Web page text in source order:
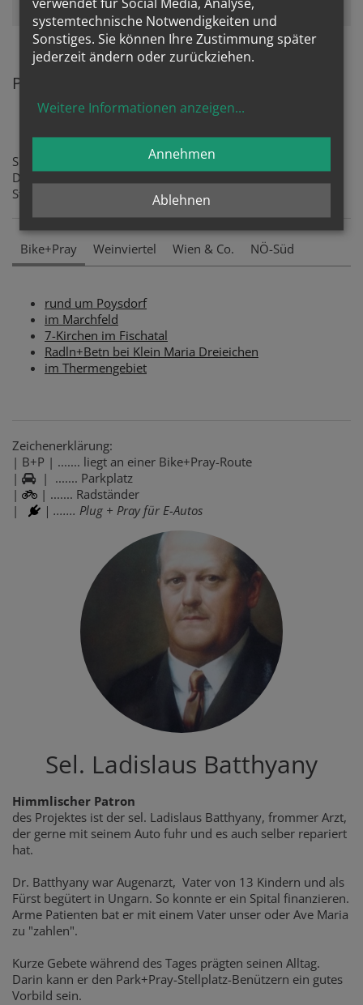
Seite neu, um diesen Inhalt sehen zu können.
Park+Pray Standorte auf einen Blick
Sie sind per Rad oder Auto unterwegs?
Dann besuchen sie doch die´folgenden Park + Pray-
Standorte:
Bike+Pray Weinviertel Wien & Co. NÖ-Süd
rund um Poysdorf
im Marchfeld
7-Kirchen im Fischatal
Radln+Betn bei Klein Maria Dreieichen
im Thermengebiet
Zeichenerklärung:
| B+P | ....... liegt an einer Bike+Pray-Route
|
| ....... Parkplatz
|
| ....... Radständer
|
| ....... Plug + Pray für E-Autos
Sel. Ladislaus Batthyany
Himmlischer Patron
des Projektes ist der sel. Ladislaus Batthyany, frommer Arzt,
der gerne mit seinem Auto fuhr und es auch selber repariert
hat.
Dr. Batthyany war Augenarzt, Vater von 13 Kindern und als
Fürst begütert in Ungarn. So konnte er ein Spital finanzieren.
Arme Patienten bat er mit einem Vater unser oder Ave Maria
zu "zahlen".
Kurze Gebete während des Tages prägten seinen Alltag.
Darin kann er den Park+Pray-Stellplatz-Benützern ein gutes
Vorbild sein.
verwendet für Social Media, Analyse,
systemtechnische Notwendigkeiten und
Sonstiges. Sie können Ihre Zustimmung später
jederzeit ändern oder zurückziehen.
Weitere Informationen anzeigen...
Ablehnen
Annehmen